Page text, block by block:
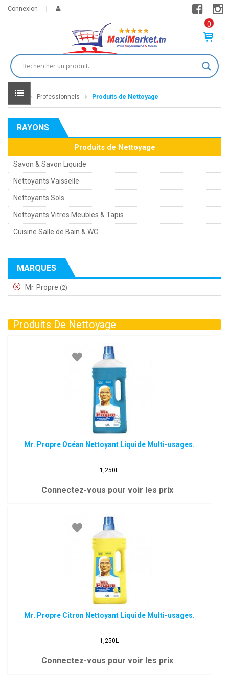
Connexion
0
PR
DU
IT(
S)
DT
Home Professionnels Produits de Nettoyage
RAYONS
Produits de Nettoyage
Savon & Savon Liquide
Nettoyants Vaisselle
Nettoyants Sols
Nettoyants Vitres Meubles & Tapis
Cuisine Salle de Bain & WC
MARQUES
Mr. Propre (2)
Produits De Nettoyage
Mr. Propre Océan Nettoyant Liquide Multi-usages.
1,250L
Connectez-vous pour voir les prix
Mr. Propre Citron Nettoyant Liquide Multi-usages.
1,250L
Connectez-vous pour voir les prix